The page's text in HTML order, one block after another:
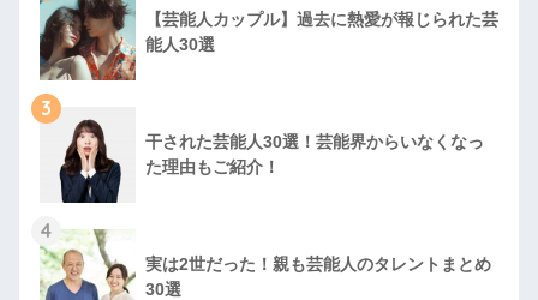
【芸能人カップル】過去に熱愛が報じられた芸
能人30選
3
干された芸能人30選！芸能界からいなくなっ
た理由もご紹介！
4
実は2世だった！親も芸能人のタレントまとめ
30選